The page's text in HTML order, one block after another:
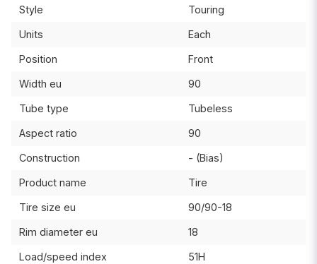
Style Touring
Units Each
Position Front
Width eu 90
Tube type Tubeless
Aspect ratio 90
Construction - (Bias)
Product name Tire
Tire size eu 90/90-18
Rim diameter eu 18
Load/speed index 51H